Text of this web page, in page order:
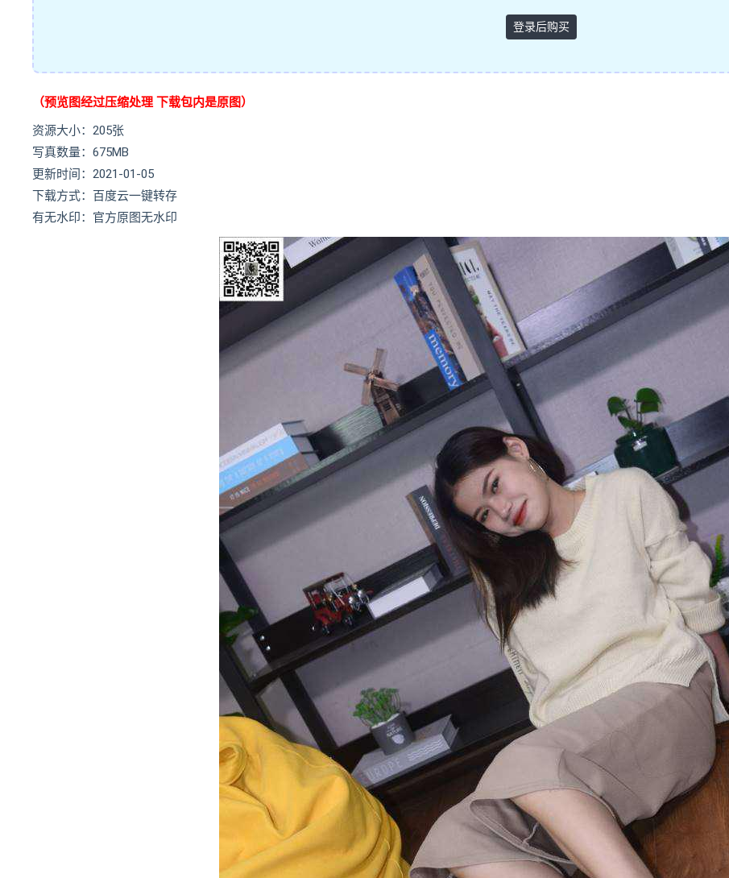
登录后购买
（预览图经过压缩处理 下载包内是原图）
资源大小：205张
写真数量：675MB
更新时间：2021-01-05
下载方式：百度云一键转存
有无水印：官方原图无水印